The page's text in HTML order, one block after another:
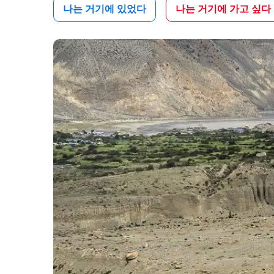
나는 거기에 있었다 나는 거기에 가고 싶다